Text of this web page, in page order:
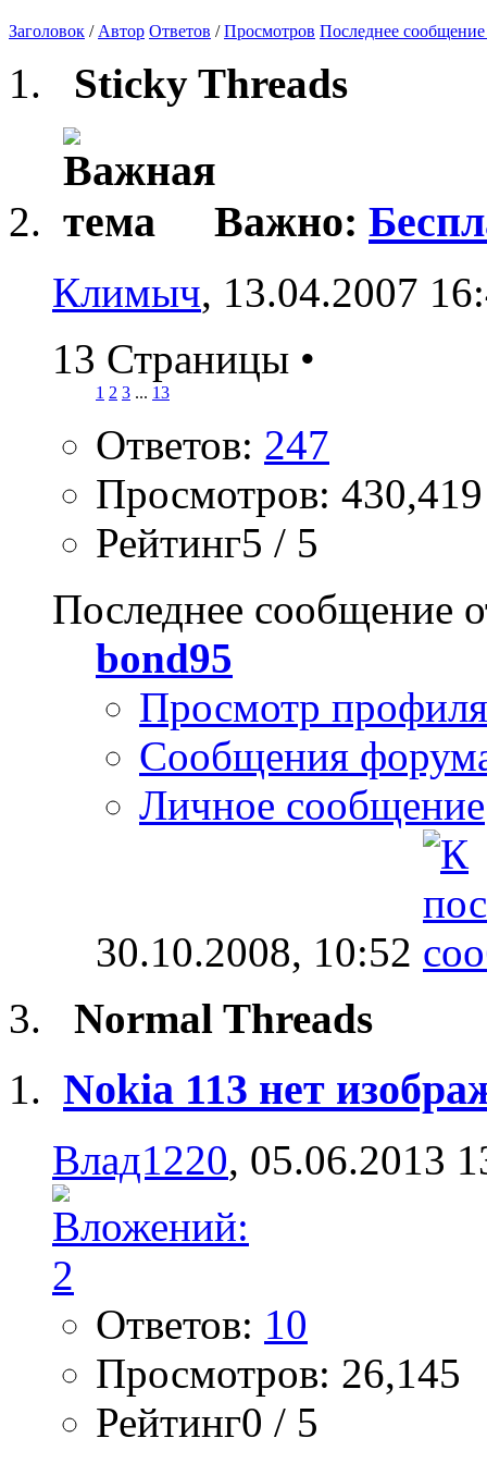
Заголовок / Автор Ответов /Просмотров Последнее сообщение
Sticky Threads
Важно:
Климыч, 13.04.2007
13 Страницы •
1 2 3 ... 13
Ответов: 247
Просмотров: 430,419
Рейтинг5 / 5
Последнее сообщение
bond95
Просмотр профиля
Сообщения
Личное сообщение
30.10.2008, 10:52
Normal Threads
Nokia 113 нет
Влад1220, 05.06.2013
Ответов: 10
Просмотров: 26,145
Рейтинг0 / 5